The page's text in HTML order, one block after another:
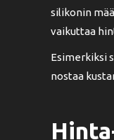
silikonin
vaikuttaa
Esimerkiksi
nostaa